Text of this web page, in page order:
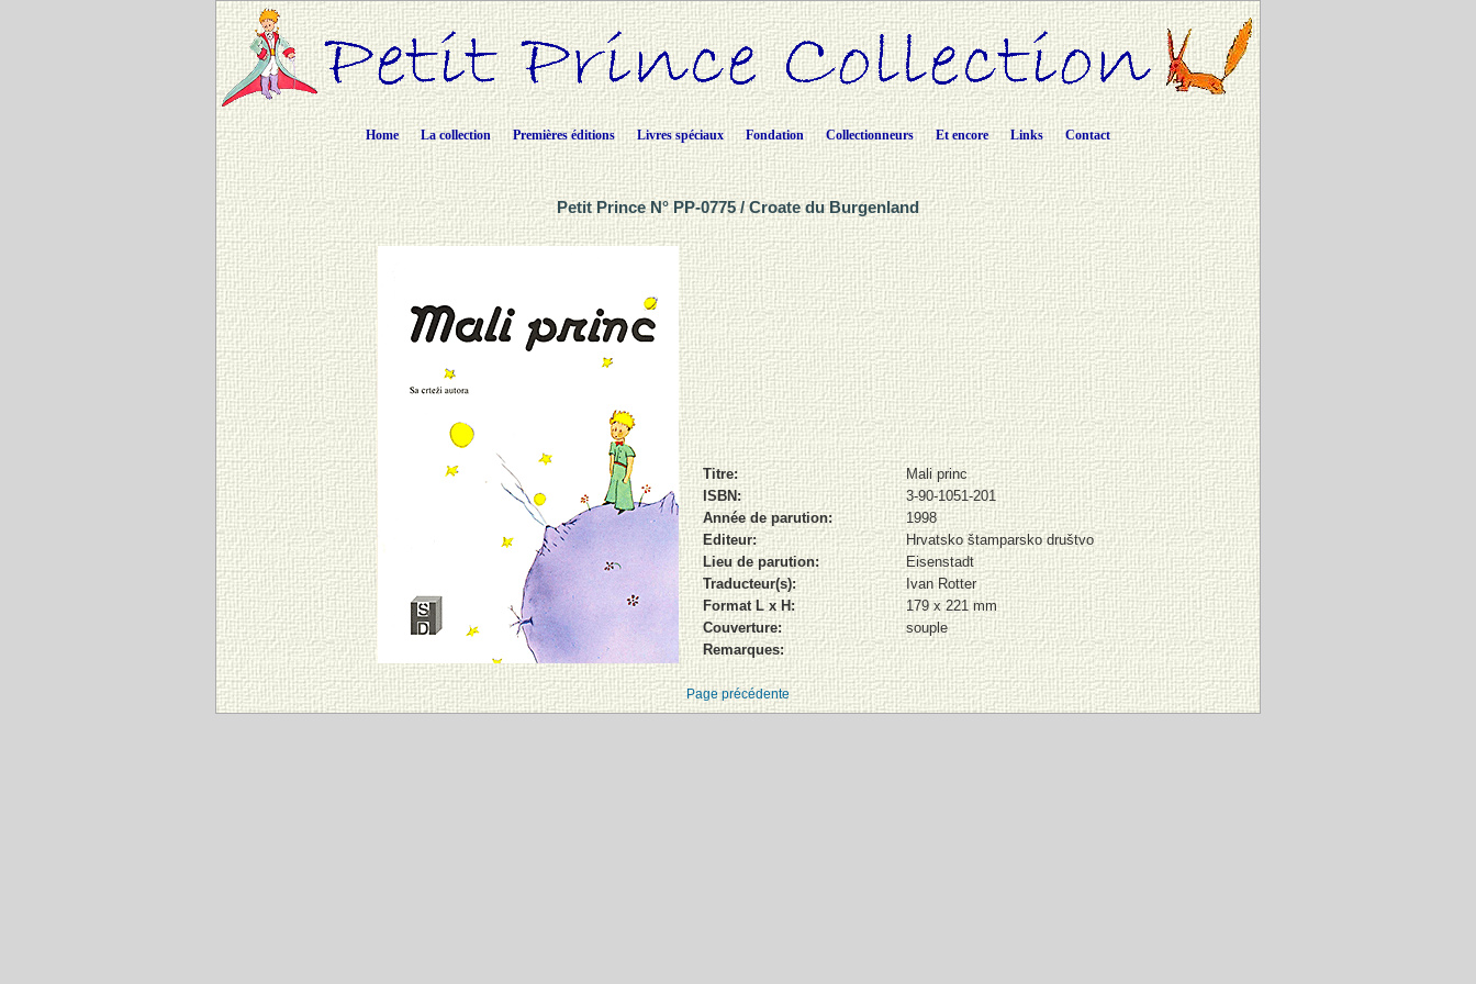
Home La collection Premières éditions Livres spéciaux Fondation Collectionneurs Et encore Links Contact
Petit Prince N° PP-0775 / Croate du Burgenland
Titre:
Mali princ
ISBN:
3-90-1051-201
Année de parution:
1998
Editeur:
Hrvatsko štamparsko društvo
Lieu de parution:
Eisenstadt
Traducteur(s):
Ivan Rotter
Format L x H:
179 x 221 mm
Couverture:
souple
Remarques:
Page précédente